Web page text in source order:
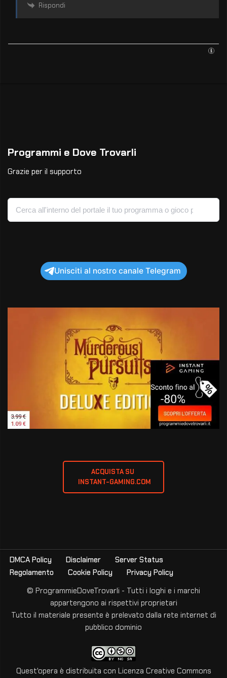
Rispondi
Programmi e Dove Trovarli
Grazie per il supporto
Unisciti al nostro canale Telegram
ACQUISTA SU
INSTANT-GAMING.COM
DMCA Policy Disclaimer
Server Status
Regolamento
Cookie Policy
Privacy Policy
© ProgrammieDoveTrovarli - Tutti i loghi e i marchi
appartengono ai rispettivi proprietari
Tutto il materiale presente è prelevato dalla rete internet di
pubblico dominio
Quest'opera è distribuita con Licenza Creative Commons